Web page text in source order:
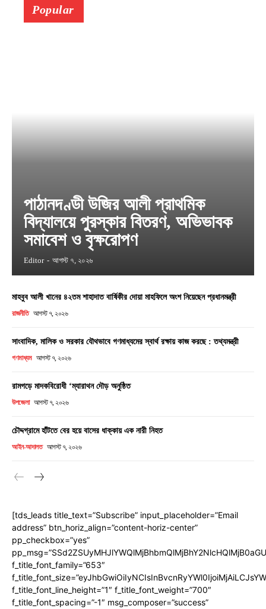
Popular
পাঠানদণ্ডী উজির আলী প্রাথমিক
বিদ্যালয়ে পুরস্কার বিতরণ, অভিভাবক
সমাবেশ ও বৃক্ষরোপণ
Editor - আগস্ট ৭, ২০২৬
মাহবুব আলী খানের ৪২তম শাহাদাত বার্ষিকীর দোয়া মাহফিলে অংশ নিয়েছেন প্রধানমন্ত্রী
রাজনীতি আগস্ট ৭, ২০২৬
সাংবাদিক, মালিক ও সরকার যৌথভাবে গণমাধ্যমের স্বার্থ রক্ষায় কাজ করছে : তথ্যমন্ত্রী
গণমাধ্যম আগস্ট ৭, ২০২৬
রামগড়ে মাদকবিরোধী ‘ম্যারাথন দৌড় অনুষ্ঠিত
উপজেলা আগস্ট ৭, ২০২৬
চৌদ্দগ্রামে হাঁটতে বের হয়ে বাসের ধাক্কায় এক নারী নিহত
আইন-আদালত আগস্ট ৭, ২০২৬
[tds_leads title_text=”Subscribe” input_placeholder=”Email
address” btn_horiz_align=”content-horiz-center”
pp_checkbox=”yes”
f_title_font_family=”653″
f_title_font_line_height=”1″ f_title_font_weight=”700″
f_title_font_spacing=”-1″ msg_composer=”success”